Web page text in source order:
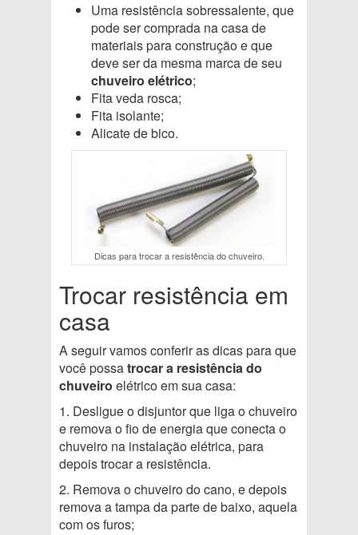
Uma resistência sobressalente, que
pode ser comprada na casa de
materiais para construção e que
deve ser da mesma marca de seu
chuveiro elétrico;
Fita veda rosca;
Fita isolante;
Alicate de bico.
Dicas para trocar a resistência do chuveiro.
Trocar resistência em
casa
A seguir vamos conferir as dicas para que
você possatrocar a resistência do
chuveiro elétrico em sua casa:
1. Desligue o disjuntor que liga o chuveiro
e remova o fio de energia que conecta o
chuveiro na instalação elétrica, para
depois trocar a resistência.
2. Remova o chuveiro do cano, e depois
remova a tampa da parte de baixo, aquela
com os furos;